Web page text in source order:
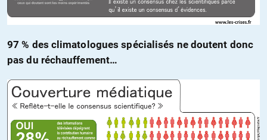
97 % des climatologues spécialisés ne doutent donc
pas du réchauffement…